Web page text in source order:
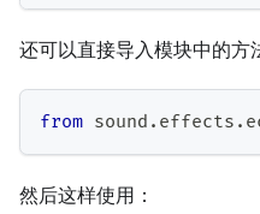
还可以直接导入模块中的方
from sound . effects .
然后这样使用：